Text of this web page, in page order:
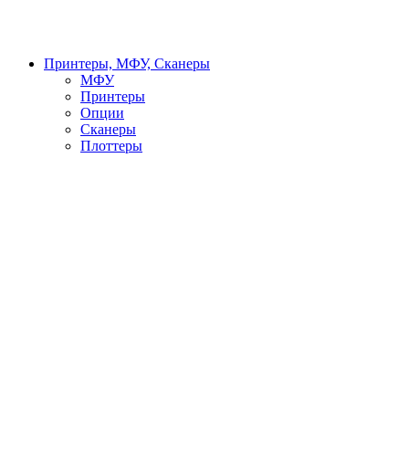
Принтеры, МФУ, Сканеры
МФУ
Принтеры
Опции
Сканеры
Плоттеры